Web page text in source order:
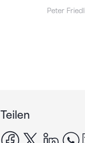
Peter
Teilen
facebook
x